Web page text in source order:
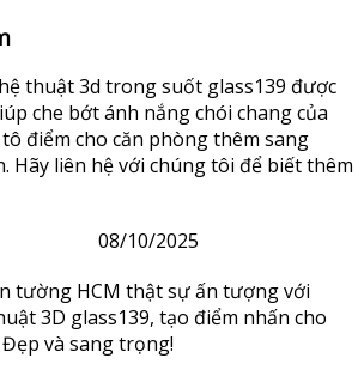
thuật 3d trong suốt glass139 được
che bớt ánh nắng chói chang của
điểm cho căn phòng thêm sang
Hãy liên hệ với chúng tôi để biết thêm
08/10/2025
tường HCM thật sự ấn tượng với
3D glass139, tạo điểm nhấn cho
và sang trọng!